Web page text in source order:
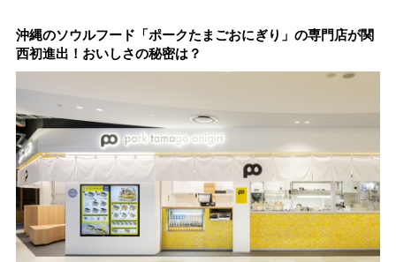
JIMOTO
PROGRAM」が青
森・群馬・沖縄で始
ツトレンドVol.105】 るカフェ、優雅なホテ
沖縄のソウルフード「ポークたまごおにぎり」の専門店が関
西初進出！おいしさの秘密は？